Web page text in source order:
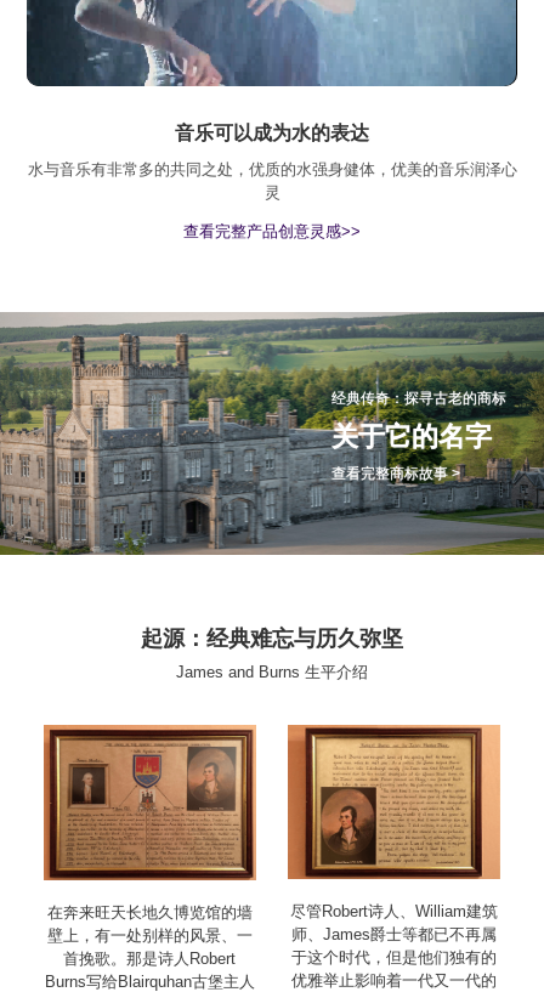
音乐可以成为水的表达
水与音乐有非常多的共同之处，优质的水强身健体，优美的音乐润泽心
灵
查看完整产品创意灵感>>
经典传奇：探寻古老的商标
关于它的名字
查看完整商标故事 >
起源：经典难忘与历久弥坚
James and Burns 生平介绍
在奔来旺天长地久博览馆的墙
壁上，有一处别样的风景、一
首挽歌。那是诗人Robert
Burns写给Blairquhan古堡主人
尽管Robert诗人、William建筑
师、James爵士等都已不再属
于这个时代，但是他们独有的
优雅举止影响着一代又一代的